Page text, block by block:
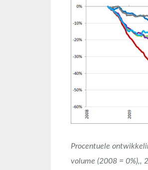
Procentuele
volume (2008 = 0%),,